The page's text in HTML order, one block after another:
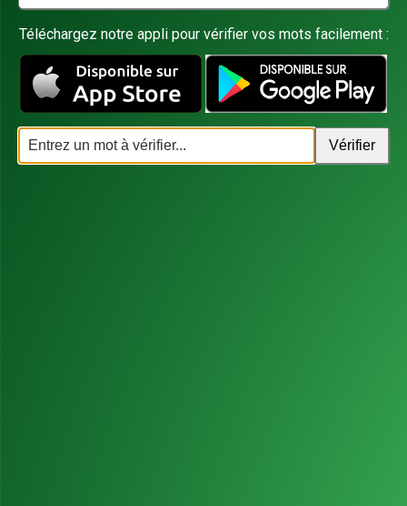
Téléchargez notre appli pour vérifier vos mots facilement :